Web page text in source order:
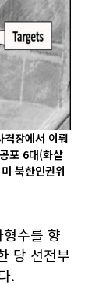
장에서 이뤄
포 6대(화살
북한인권위
수를 향
당 선전부
.